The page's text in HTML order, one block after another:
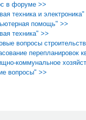
в форуме >>
техника и электроника"
помощь" >>
техника" >>
вопросы
перепланировок
коммунальное
вопросы" >>